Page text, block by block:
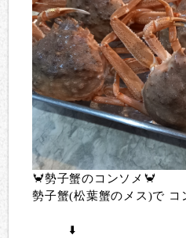
🦀勢子蟹のコンソメ🦀
勢子蟹(松葉蟹のメス)で コ
⬇️